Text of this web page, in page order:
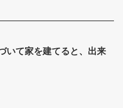
いて家を建てると、出来